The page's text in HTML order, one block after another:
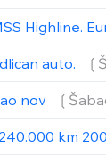
Highline.
auto.
nov
km